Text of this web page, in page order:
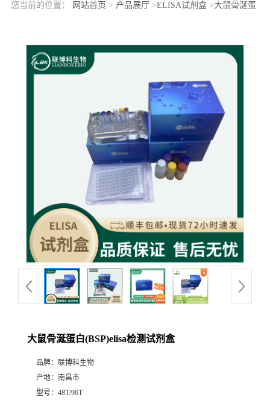
您当前的位置： 网站首页 > 产品展厅 >ELISA试剂盒>大鼠骨涎蛋
大鼠骨涎蛋白(BSP)elisa检测试剂盒
品牌： 联博科生物
产地： 南昌市
型号： 48T/96T